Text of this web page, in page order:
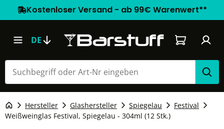
Kostenloser Versand - ab 99€ Warenwert**
DE Warenkorb
Hersteller Glashersteller Spiegelau
Festival
Weißweinglas Festival, Spiegelau - 304ml (12 Stk.)